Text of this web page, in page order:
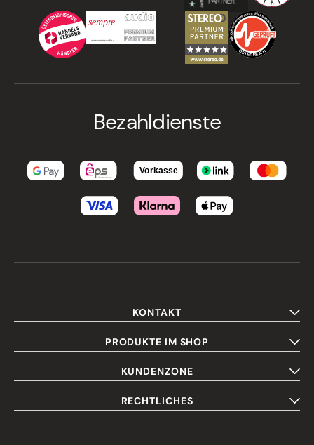
Bezahldienste
KONTAKT
PRODUKTE IM SHOP
KUNDENZONE
RECHTLICHES